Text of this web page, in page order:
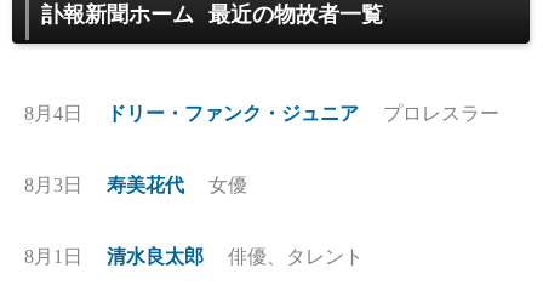
訃報新聞ホーム 最近の物故者一覧
8月4日 ドリー・ファンク・ジュニア プロレスラー
8月3日 寿美花代 女優
8月1日 清水良太郎 俳優、タレント